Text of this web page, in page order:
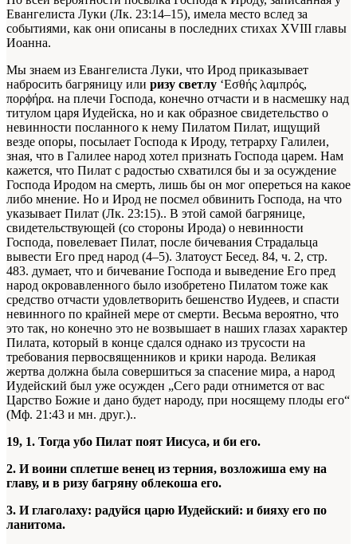
Евангелиста Луки (Лк. 23:14–15), имела место вслед за
событиями, как они описаны в последних стихах ХVIII главы
Иоанна.
Мы знаем из Евангелиста Луки, что Ирод приказывает
набросить багряницу или ризу светлу ‘Eσθής λαμπρός,
πορϕήρα. на плечи Господа, конечно отчасти и в насмешку над
титулом царя Иудейска, но и как образное свидетельство о
невинности посланного к нему Пилатом Пилат, ищущий
везде опоры, посылает Господа к Ироду, тетрарху Галилеи,
зная, что в Галилее народ хотел признать Господа царем. Нам
кажется, что Пилат с радостью схватился бы и за осуждение
Господа Иродом на смерть, лишь бы он мог опереться на какое
либо мнение. Но и Ирод не посмел обвинить Господа, на что
указывает Пилат (Лк. 23:15).. В этой самой багрянице,
свидетельствующей (со стороны Ирода) о невинности
Господа, повелевает Пилат, после бичевания Страдальца
вывести Его пред народ (4–5). Златоуст Бесед. 84, ч. 2, стр.
483. думает, что и бичевание Господа и выведение Его пред
народ окровавленного было изобретено Пилатом тоже как
средство отчасти удовлетворить бешенство Иудеев, и спасти
невинного по крайней мере от смерти. Весьма вероятно, что
это так, но конечно это не возвышает в наших глазах характер
Пилата, который в конце сдался однако из трусости на
требования первосвященников и крики народа. Великая
жертва должна была совершиться за спасение мира, а народ
Иудейский был уже осужден „Сего ради отнимется от вас
Царство Божие и дано будет народу, при носящему плоды его“
(Мф. 21:43 и мн. друг.)..
19, 1. Тогда убо Пилат поят Иисуса, и би его.
2. И воини сплетше венец из терния, возложиша ему на
главу, и в ризу багряну облекоша его.
3. И глаголаху: радуйся царю Иудейский: и бияху его по
ланитома.